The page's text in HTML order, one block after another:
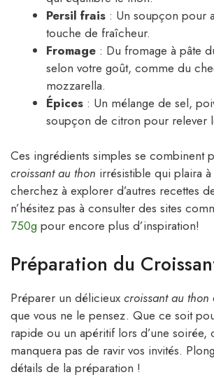
Persil frais : Un soupçon pour
touche de fraîcheur.
Fromage : Du fromage à pâte
selon votre goût, comme du
mozzarella.
Épices : Un mélange de sel,
soupçon de citron pour relever
Ces ingrédients simples se combinent
croissant au thon irrésistible qui plaira
cherchez à explorer d’autres recettes
n’hésitez pas à consulter des sites
750g pour encore plus d’inspiration!
Préparation du
Préparer un délicieux croissant au thon
que vous ne le pensez. Que ce soit
rapide ou un apéritif lors d’une soirée,
manquera pas de ravir vos invités.
détails de la préparation !